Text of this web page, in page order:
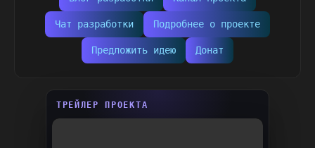
Чат разработки Подробнее о проекте
Предложить идею Донат
ТРЕЙЛЕР ПРОЕКТА